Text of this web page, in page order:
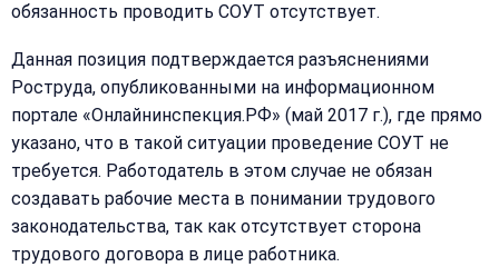
обязанность проводить СОУТ отсутствует.
Данная позиция подтверждается разъяснениями
Роструда, опубликованными на информационном
портале «Онлайнинспекция.РФ» (май 2017 г.), где прямо
указано, что в такой ситуации проведение СОУТ не
требуется. Работодатель в этом случае не обязан
создавать рабочие места в понимании трудового
законодательства, так как отсутствует сторона
трудового договора в лице работника.